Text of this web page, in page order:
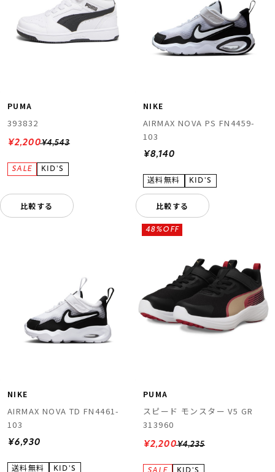
PUMA
393832
¥4,543
¥2,200
比較する
NIKE
AIRMAX NOVA PS FN4459-
103
¥8,140
比較する
NIKE
AIRMAX NOVA TD FN4461-
103
¥6,930
PUMA
スピード モンスター V5 GR
313960
¥4,235
48%OFF
¥2,200